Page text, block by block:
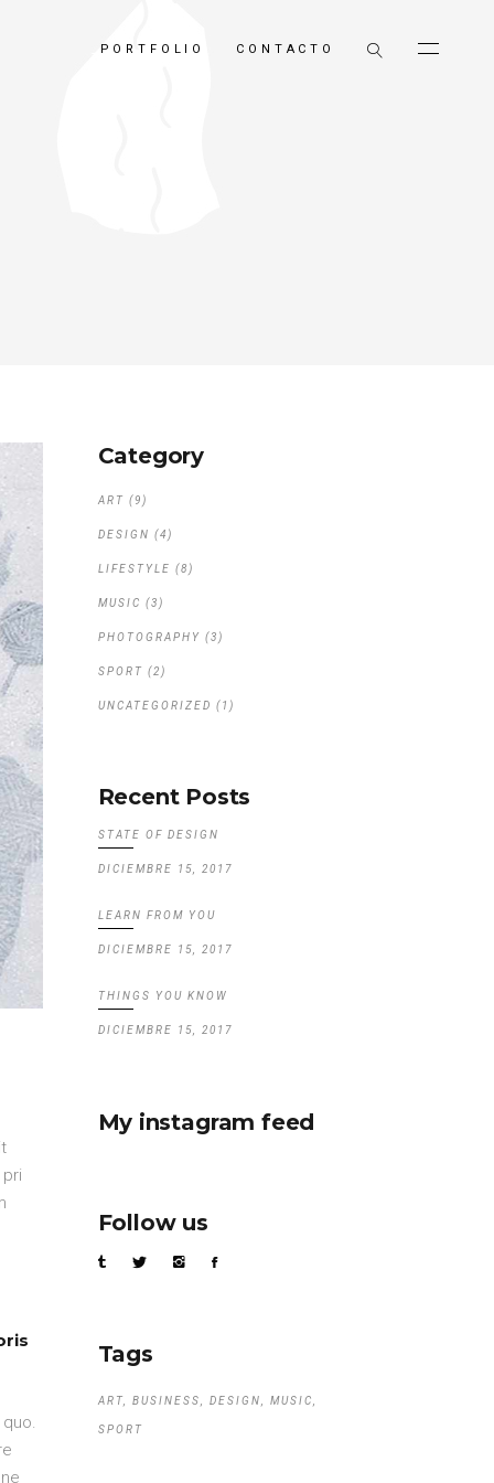
PORTFOLIO CONTACTO
Category
ART (9)
DESIGN (4)
LIFESTYLE (8)
MUSIC (3)
PHOTOGRAPHY (3)
SPORT (2)
UNCATEGORIZED (1)
Recent Posts
STATE OF DESIGN
DICIEMBRE 15, 2017
LEARN FROM YOU
DICIEMBRE 15, 2017
THINGS YOU KNOW
DICIEMBRE 15, 2017
My instagram feed
Follow us
Tags
ART BUSINESS DESIGN MUSIC
SPORT